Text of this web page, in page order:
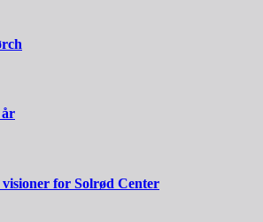
år
visioner for Solrød Center